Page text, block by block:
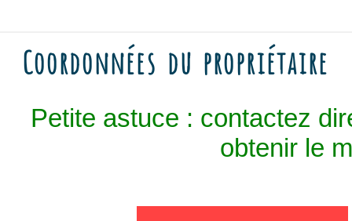
Coordonnées du propriétaire
Petite astuce : contactez
obtenir le